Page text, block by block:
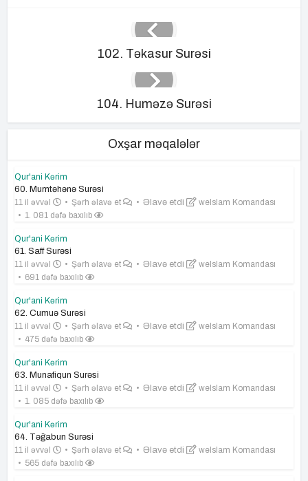
102. Təkasur Surəsi
104. Huməzə Surəsi
Oxşar məqalələr
Qur'ani Kərim
60. Mumtəhənə Surəsi
11 il əvvəl
Şərh əlavə et Əlavə etdi
weIslam Komandası
1. 081 dəfə baxılıb
Qur'ani Kərim
61. Saff Surəsi
11 il əvvəl
Şərh əlavə et Əlavə etdi
weIslam Komandası
691 dəfə baxılıb
Qur'ani Kərim
62. Cumuə Surəsi
11 il əvvəl
Şərh əlavə et Əlavə etdi
weIslam Komandası
475 dəfə baxılıb
Qur'ani Kərim
63. Munafiqun Surəsi
11 il əvvəl
Şərh əlavə et Əlavə etdi
weIslam Komandası
1. 085 dəfə baxılıb
Qur'ani Kərim
64. Təğabun Surəsi
11 il əvvəl
Şərh əlavə et Əlavə etdi
weIslam Komandası
565 dəfə baxılıb